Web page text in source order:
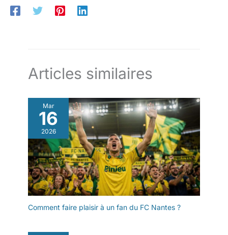
Articles similaires
Mar
16
2026
Comment faire plaisir à un fan du FC Nantes ?